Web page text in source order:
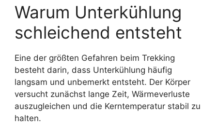
Warum Unterkühlung
schleichend entsteht
Eine der größten Gefahren beim Trekking
besteht darin, dass Unterkühlung häufig
langsam und unbemerkt entsteht. Der Körper
versucht zunächst lange Zeit, Wärmeverluste
auszugleichen und die Kerntemperatur stabil zu
halten.